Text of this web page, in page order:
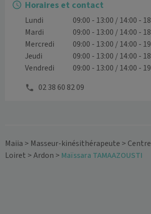
Horaires et contact
Lundi
09:00 - 13:00 / 14:00 -
Mardi
09:00 - 13:00 / 14:00 -
Mercredi
09:00 - 13:00 / 14:00 -
Jeudi
09:00 - 13:00 / 14:00 -
Vendredi
09:00 - 13:00 / 14:00 -
02 38 60 82 09
Maiia > Masseur-kinésithérapeute >
Loiret >Ardon > Maïssara TAMAAZOUSTI